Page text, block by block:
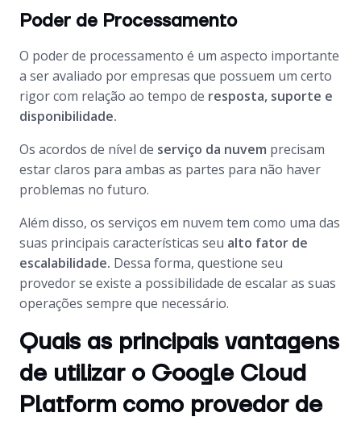
Poder de Processamento
O poder de processamento é um aspecto importante
a ser avaliado por empresas que possuem um certo
rigor com relação ao tempo de resposta, suporte e
disponibilidade.
Os acordos de nível de serviço da nuvem precisam
estar claros para ambas as partes para não haver
problemas no futuro.
Além disso, os serviços em nuvem tem como uma das
suas principais características seu alto fator de
escalabilidade. Dessa forma, questione seu
provedor se existe a possibilidade de escalar as suas
operações sempre que necessário.
Quais as principais vantagens
de utilizar o Google Cloud
Platform como provedor de